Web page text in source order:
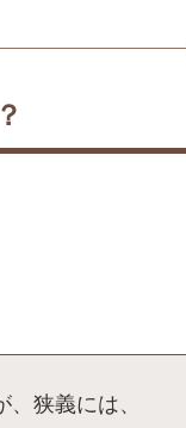
狭義には、